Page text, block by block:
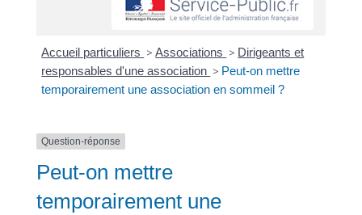
Accueil particuliers > Associations > Dirigeants et
responsables d'une association > Peut-on mettre
temporairement une association en sommeil ?
Question-réponse
Peut-on mettre
temporairement une